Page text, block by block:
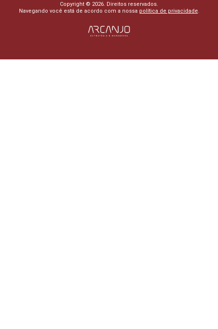
Copyright © 2026. Direitos reservados.
Navegando você está de acordo com a nossa política de privacidade.